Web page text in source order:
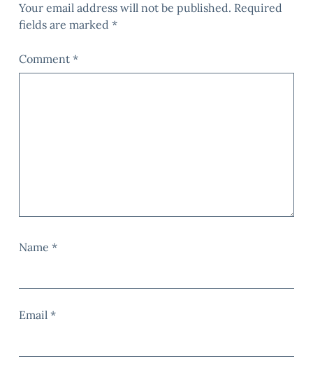
Your email address will not be published. Required
fields are marked *
Comment *
Name *
Email *